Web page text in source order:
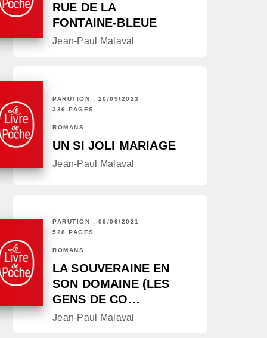
RUE DE LA
FONTAINE-BLEUE
Jean-Paul Malaval
PARUTION : 20/09/2023
336 PAGES
ROMANS
UN SI JOLI MARIAGE
Jean-Paul Malaval
PARUTION : 09/06/2021
528 PAGES
ROMANS
LA SOUVERAINE EN
SON DOMAINE (LES
GENS DE CO…
Jean-Paul Malaval